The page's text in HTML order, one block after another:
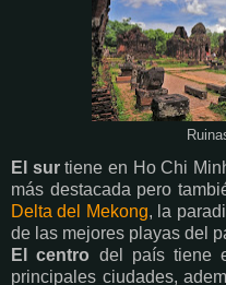
El surtiene en Ho Chi
más destacada pero
Delta del Mekong, la
de las mejores playas del
El centro del país tiene
principales ciudades,